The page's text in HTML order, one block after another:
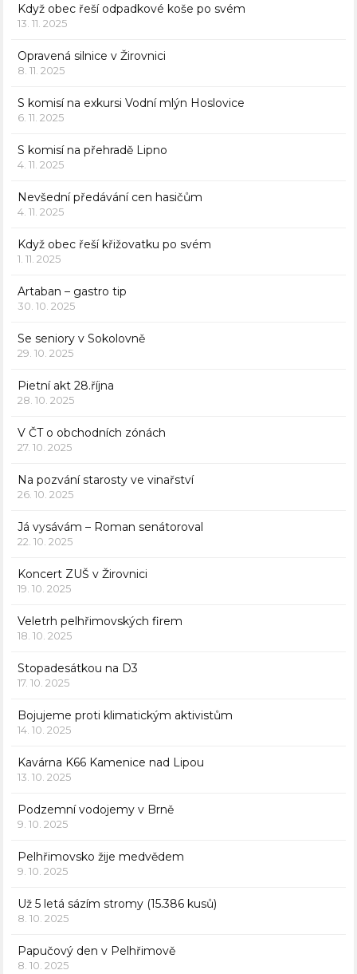
Když obec řeší odpadkové koše po svém
13. 11. 2025
Opravená silnice v Žirovnici
8. 11. 2025
S komisí na exkursi Vodní mlýn Hoslovice
6. 11. 2025
S komisí na přehradě Lipno
4. 11. 2025
Nevšední předávání cen hasičům
4. 11. 2025
Když obec řeší křižovatku po svém
1. 11. 2025
Artaban – gastro tip
30. 10. 2025
Se seniory v Sokolovně
29. 10. 2025
Pietní akt 28.října
28. 10. 2025
V ČT o obchodních zónách
27. 10. 2025
Na pozvání starosty ve vinařství
26. 10. 2025
Já vysávám – Roman senátoroval
22. 10. 2025
Koncert ZUŠ v Žirovnici
19. 10. 2025
Veletrh pelhřimovských firem
18. 10. 2025
Stopadesátkou na D3
17. 10. 2025
Bojujeme proti klimatickým aktivistům
14. 10. 2025
Kavárna K66 Kamenice nad Lipou
13. 10. 2025
Podzemní vodojemy v Brně
9. 10. 2025
Pelhřimovsko žije medvědem
9. 10. 2025
Už 5 letá sázím stromy (15.386 kusů)
8. 10. 2025
Papučový den v Pelhřimově
8. 10. 2025